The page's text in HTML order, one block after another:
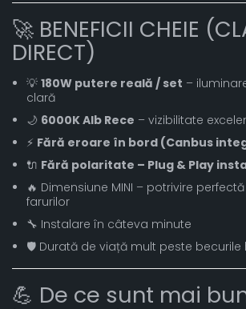
🚀 BENEFICII CHEIE
DIRECT)
💡 180W putere reală / set –
clară
🌙 6000K Alb Rece – vizibilitate
⚡ Fără eroare în bord (Canbus
🔌 Fără polaritate – Plug & Play
🔥 Dimensiune MINI – potrivire
farurilor
🔧 Instalare în câteva minute
🛡️ Durată de viață mult peste becurile
💪 De ce sunt mai